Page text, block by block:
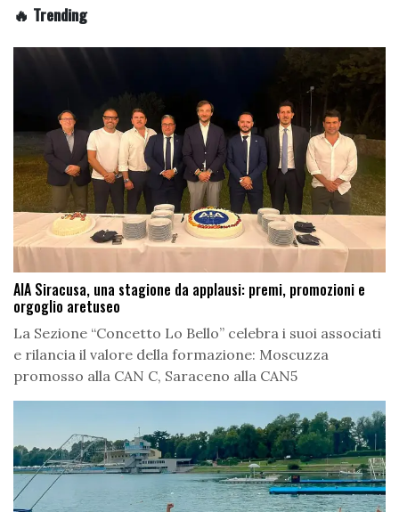
🔥 Trending
AIA Siracusa, una stagione da applausi: premi, promozioni e
orgoglio aretuseo
La Sezione “Concetto Lo Bello” celebra i suoi associati
e rilancia il valore della formazione: Moscuzza
promosso alla CAN C, Saraceno alla CAN5